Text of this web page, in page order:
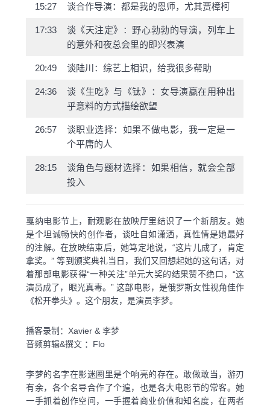
15:27 谈合作导演：都是我的恩师，尤其贾樟柯
17:33
谈《天注定》：野心勃勃的导演，列车上
的意外和夜总会里的即兴表演
20:49 谈陆川：综艺上相识，给我很多帮助
24:36
谈《生吃》与《钛》：女导演赢在用种出
乎意料的方式描绘欲望
26:57
谈职业选择：如果不做电影，我一定是一
个平庸的人
28:15
谈角色与题材选择：如果相信，就会全部
投入
戛纳电影节上，耐观影在放映厅里结识了一个新朋友。她
是个坦诚畅快的创作者，谈吐自如潇洒，真性情是她最好
的注解。在放映结束后，她笃定地说，“这片儿成了，肯定
拿奖。” 等到颁奖典礼当日，我们又回想起她的这句话，对
着那部电影获得“一种关注”单元大奖的结果赞不绝口，“这
演员成了，眼光真毒。” 这部电影，是俄罗斯女性视角佳作
《松开拳头》。这个朋友，是演员李梦。
播客录制：Xavier & 李梦
音频剪辑&撰文 ：Flo
李梦的名字在影迷圈里是个响亮的存在。敢做敢当，游刃
有余，各个名导合作了个遍，也是各大电影节的常客。她
一手抓着创作空间，一手握着商业价值和知名度，在两者